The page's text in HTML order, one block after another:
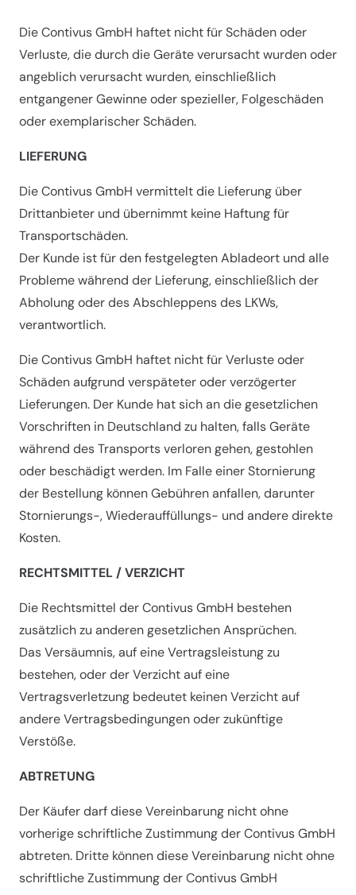
Die Contivus GmbH haftet nicht für Schäden oder
Verluste, die durch die Geräte verursacht wurden oder
angeblich verursacht wurden, einschließlich
entgangener Gewinne oder spezieller, Folgeschäden
oder exemplarischer Schäden.
LIEFERUNG
Die Contivus GmbH vermittelt die Lieferung über
Drittanbieter und übernimmt keine Haftung für
Transportschäden.
Der Kunde ist für den festgelegten Abladeort und alle
Probleme während der Lieferung, einschließlich der
Abholung oder des Abschleppens des LKWs,
verantwortlich.
Die Contivus GmbH haftet nicht für Verluste oder
Schäden aufgrund verspäteter oder verzögerter
Lieferungen. Der Kunde hat sich an die gesetzlichen
Vorschriften in Deutschland zu halten, falls Geräte
während des Transports verloren gehen, gestohlen
oder beschädigt werden. Im Falle einer Stornierung
der Bestellung können Gebühren anfallen, darunter
Stornierungs-, Wiederauffüllungs- und andere direkte
Kosten.
RECHTSMITTEL / VERZICHT
Die Rechtsmittel der Contivus GmbH bestehen
zusätzlich zu anderen gesetzlichen Ansprüchen.
Das Versäumnis, auf eine Vertragsleistung zu
bestehen, oder der Verzicht auf eine
Vertragsverletzung bedeutet keinen Verzicht auf
andere Vertragsbedingungen oder zukünftige
Verstöße.
ABTRETUNG
Der Käufer darf diese Vereinbarung nicht ohne
vorherige schriftliche Zustimmung der Contivus GmbH
abtreten. Dritte können diese Vereinbarung nicht ohne
schriftliche Zustimmung der Contivus GmbH